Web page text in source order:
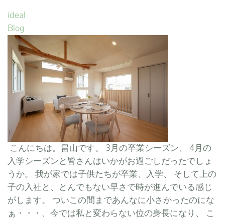
ideal
Blog
こんにちは。畠山です。 3月の卒業シーズン、 4月の
入学シーズンと皆さんはいかがお過ごしだったでしょ
うか。 我が家では子供たちが卒業、入学、 そして上の
子の入社と、とんでもない早さで時が進んでいる感じ
がします。 ついこの間まであんなに小さかったのにな
ぁ・・・、今では私と変わらない位の身長になり、 こ